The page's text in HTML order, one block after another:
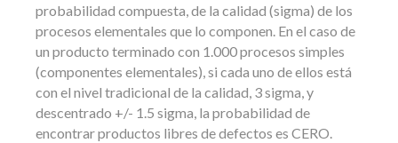
probabilidad compuesta, de la calidad (sigma) de los
procesos elementales que lo componen. En el caso de
un producto terminado con 1.000 procesos simples
(componentes elementales), si cada uno de ellos está
con el nivel tradicional de la calidad, 3 sigma, y
descentrado +/- 1.5 sigma, la probabilidad de
encontrar productos libres de defectos es CERO.